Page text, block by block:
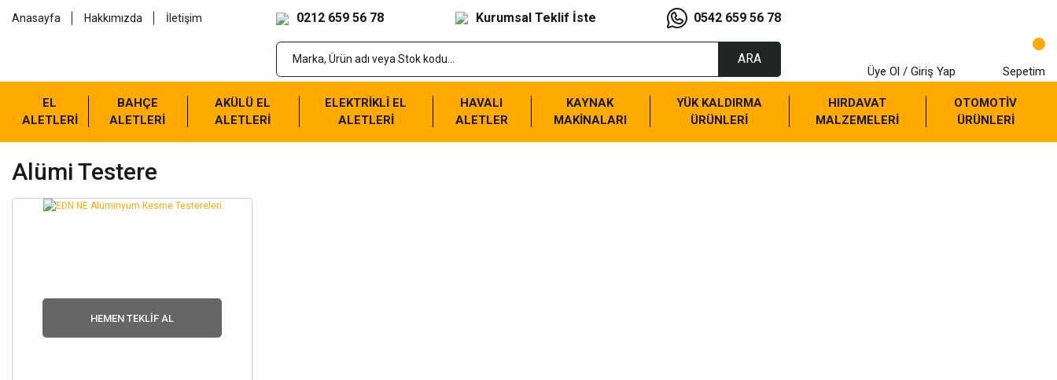
Anasayfa Hakkımızda İletişim 0212 659 56 78 Kurumsal Teklif İste 0542 659 56 78
ARA
Üye Ol / Giriş Yap Sepetim
EL
ALETLERİ
BAHÇE
ALETLERİ
AKÜLÜ EL
ALETLERİ
ELEKTRİKLİ EL
ALETLERİ
HAVALI
ALETLER
KAYNAK
MAKİNALARI
YÜK KALDIRMA
ÜRÜNLERİ
HIRDAVAT
MALZEMELERİ
OTOMOTİV
ÜRÜNLERİ
Alümi Testere
HEMEN TEKLIF AL